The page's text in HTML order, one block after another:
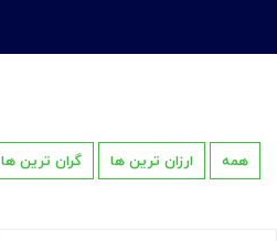
همه ارزان ترین ها گران ترین ها